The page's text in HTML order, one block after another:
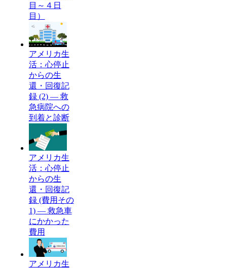
目～４日
目）
アメリカ生
活：心停止
からの生
還・回復記
録 (2) — 救
急病院への
到着と診断
アメリカ生
活：心停止
からの生
還・回復記
録 (費用その
1) — 救急車
にかかった
費用
アメリカ生